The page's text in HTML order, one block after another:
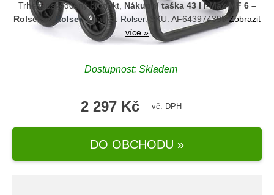
Trhem osvědčený produkt, Nákupní taška 43 l I-Max MF 6 –
Rolserod Rolser. Značka: Rolser. SKU: AF643974395Zobrazit
více »
Dostupnost: Skladem
2 297 Kč vč. DPH
DO OBCHODU »